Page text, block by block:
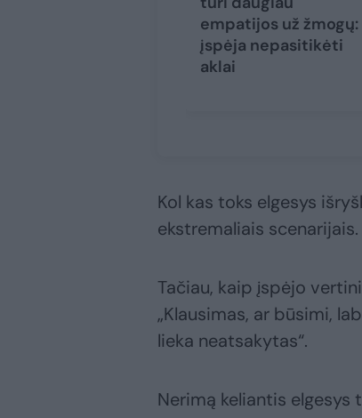
empatijos už žmogų:
įspėja nepasitikėti
aklai
Kol kas toks elgesys
ekstremaliais scenarijais.
Tačiau, kaip įspėjo
„Klausimas, ar būsimi,
lieka neatsakytas“.
Nerimą keliantis